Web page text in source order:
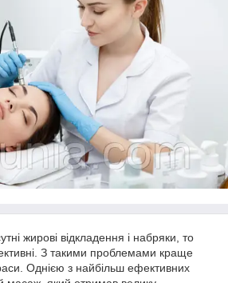
жирові відкладення і набряки, то
З такими проблемами краще
Однією з найбільш ефективних